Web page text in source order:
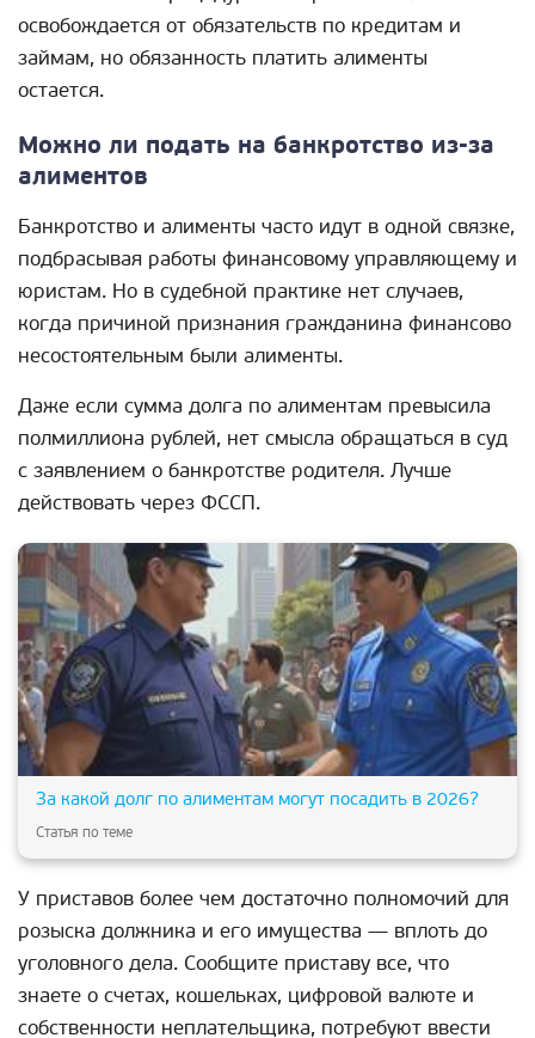
освобождается от обязательств по кредитам и
займам, но обязанность платить алименты
остается.
Можно ли подать на банкротство из-за
алиментов
Банкротство и алименты часто идут в одной связке,
подбрасывая работы финансовому управляющему и
юристам. Но в судебной практике нет случаев,
когда причиной признания гражданина финансово
несостоятельным были алименты.
Даже если сумма долга по алиментам превысила
полмиллиона рублей, нет смысла обращаться в суд
с заявлением о банкротстве родителя. Лучше
действовать через ФССП.
За какой долг по алиментам могут посадить в 2026?
Статья по теме
У приставов более чем достаточно полномочий для
розыска должника и его имущества — вплоть до
уголовного дела. Сообщите приставу все, что
знаете о счетах, кошельках, цифровой валюте и
собственности неплательщика, потребуют ввести